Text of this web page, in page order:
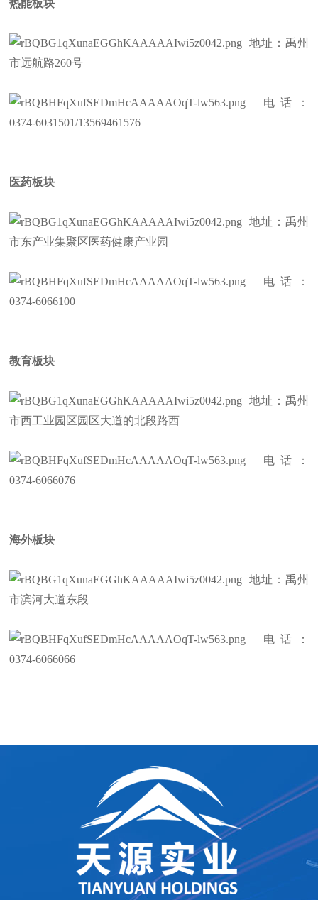
热能板块
地址：禹州
市远航路260号
电话：
0374-6031501/13569461576
医药板块
地址：禹州
市东产业集聚区医药健康产业园
电话：
0374-6066100
教育板块
地址：禹州
市西工业园区园区大道的北段路西
电话：
0374-6066076
海外板块
地址：禹州
市滨河大道东段
电话：
0374-6066066